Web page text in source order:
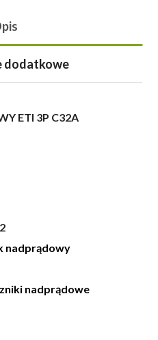
dodatkowe
ETI 3P C32A
nadprądowy
nadprądowe